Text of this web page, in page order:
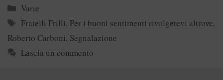
Categorie
Varie
Tag
Fratelli Frilli, Per i buoni sentimenti rivolgetevi altrove,
Roberto Carboni, Segnalazione
Lascia un commento